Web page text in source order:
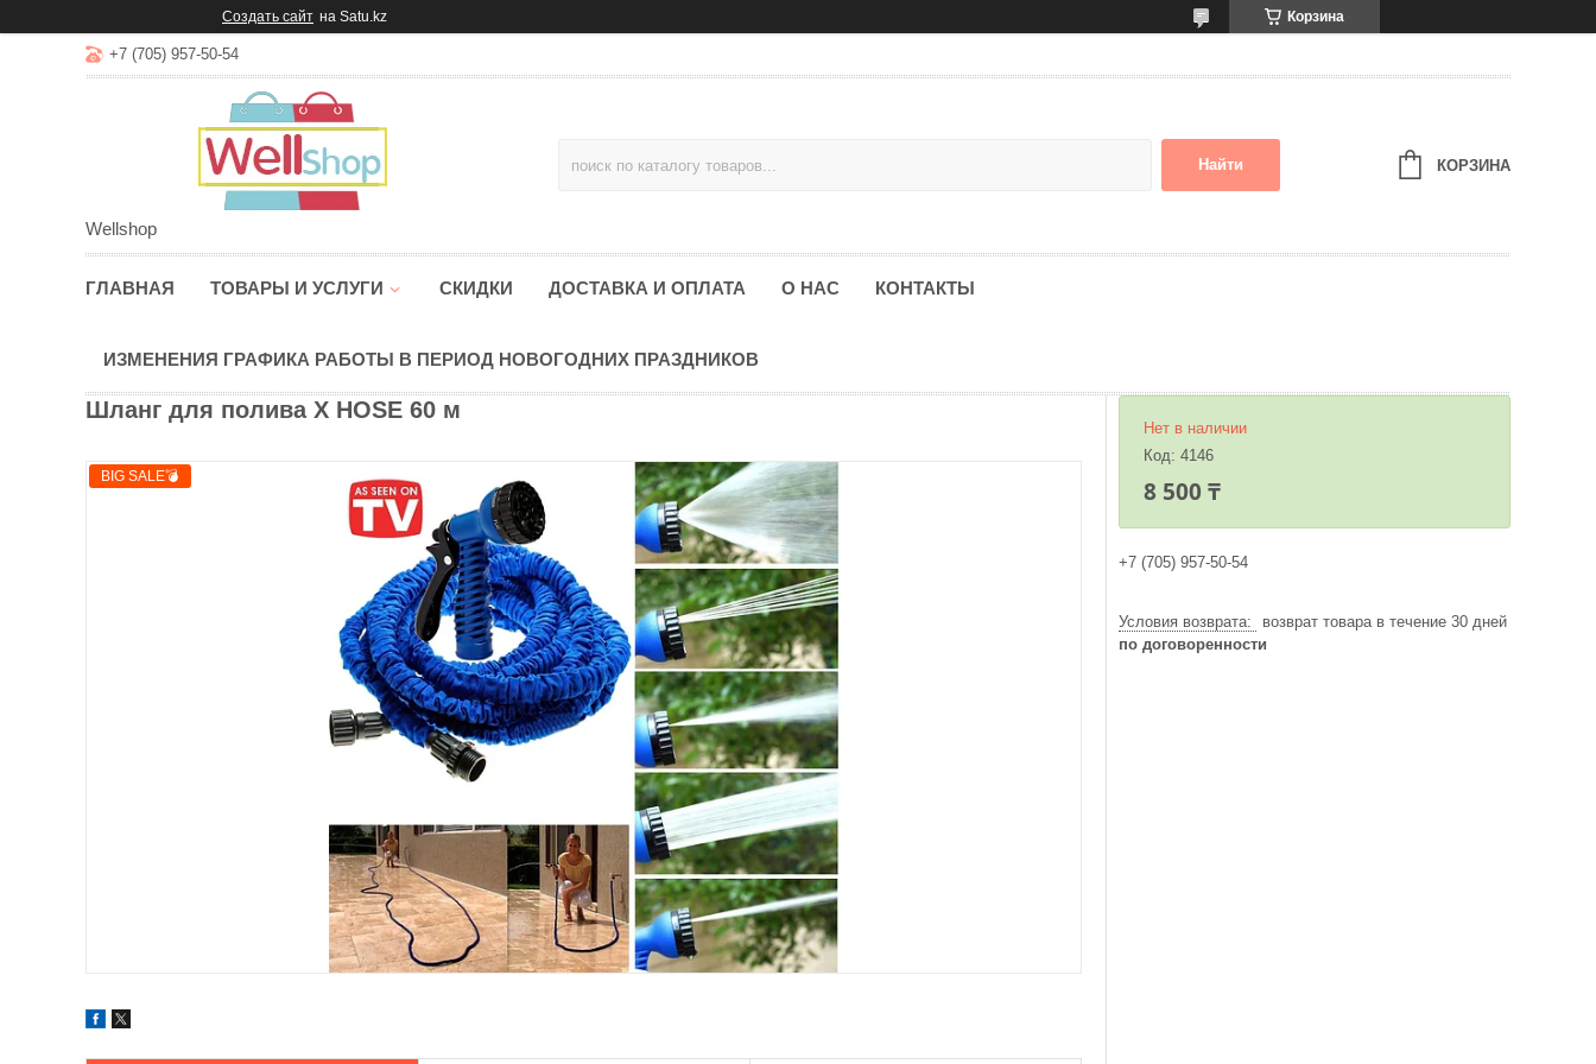
Создать сайт на Satu.kz Корзина
+7 (705) 957-50-54
Wellshop
Найти КОРЗИНА
ГЛАВНАЯ ТОВАРЫ И УСЛУГИ СКИДКИ ДОСТАВКА И ОПЛАТА О НАС КОНТАКТЫ
ИЗМЕНЕНИЯ ГРАФИКА РАБОТЫ В ПЕРИОД НОВОГОДНИХ ПРАЗДНИКОВ
Шланг для полива X HOSE 60 м
BIG SALE💣
Нет в наличии
Код: 4146
8 500 ₸
+7 (705) 957-50-54
возврат товара в течение 30 дней
по договоренности